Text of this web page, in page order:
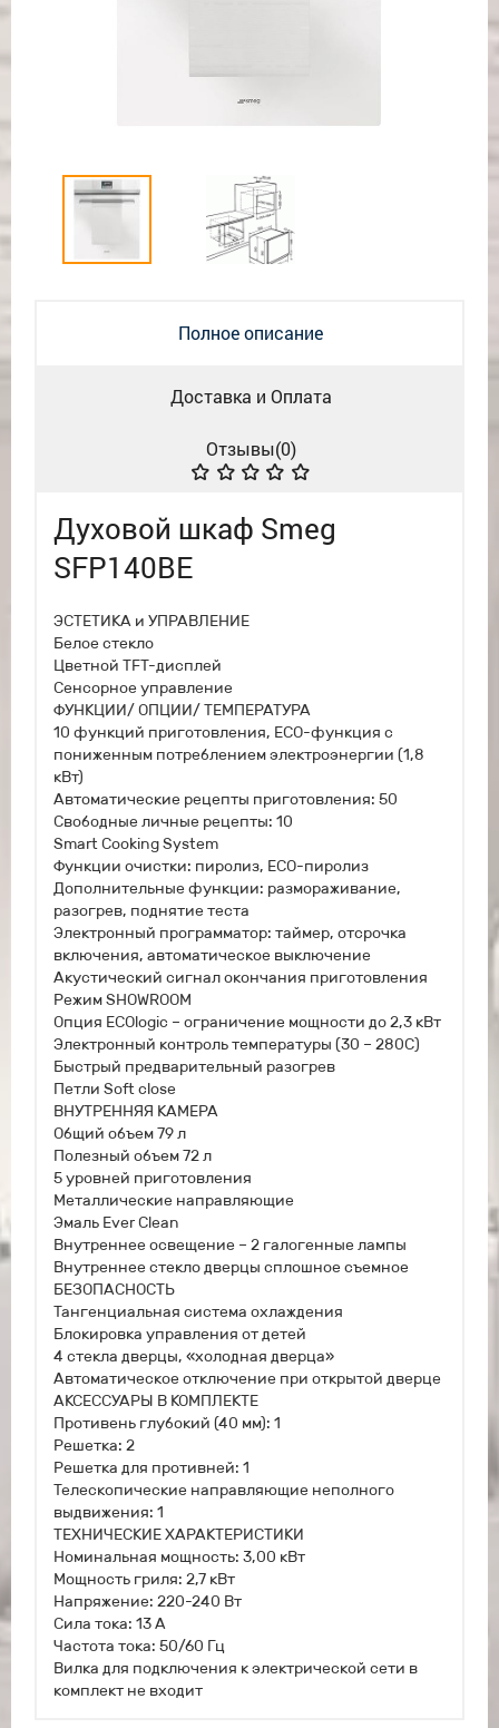
Полное описание
Доставка и Оплата
Отзывы(0)
Духовой шкаф Smeg
SFP140BE
ЭСТЕТИКА и УПРАВЛЕНИЕ
Белое стекло
Цветной TFT-дисплей
Сенсорное управление
ФУНКЦИИ/ ОПЦИИ/ ТЕМПЕРАТУРА
10 функций приготовления, ECO-функция с
пониженным потреблением электроэнергии (1,8
кВт)
Автоматические рецепты приготовления: 50
Свободные личные рецепты: 10
Smart Cooking System
Функции очистки: пиролиз, ЕСО-пиролиз
Дополнительные функции: размораживание,
разогрев, поднятие теста
Электронный программатор: таймер, отсрочка
включения, автоматическое выключение
Акустический сигнал окончания приготовления
Режим SHOWROOM
Опция ECOlogic – ограничение мощности до 2,3 кВт
Электронный контроль температуры (30 – 280С)
Быстрый предварительный разогрев
Петли Soft close
ВНУТРЕННЯЯ КАМЕРА
Общий объем 79 л
Полезный объем 72 л
5 уровней приготовления
Металлические направляющие
Эмаль Ever Clean
Внутреннее освещение – 2 галогенные лампы
Внутреннее стекло дверцы сплошное съемное
БЕЗОПАСНОСТЬ
Тангенциальная система охлаждения
Блокировка управления от детей
4 стекла дверцы, «холодная дверца»
Автоматическое отключение при открытой дверце
АКСЕССУАРЫ В КОМПЛЕКТЕ
Противень глубокий (40 мм): 1
Решетка: 2
Решетка для противней: 1
Телескопические направляющие неполного
выдвижения: 1
ТЕХНИЧЕСКИЕ ХАРАКТЕРИСТИКИ
Номинальная мощность: 3,00 кВт
Мощность гриля: 2,7 кВт
Напряжение: 220-240 Вт
Сила тока: 13 А
Частота тока: 50/60 Гц
Вилка для подключения к электрической сети в
комплект не входит